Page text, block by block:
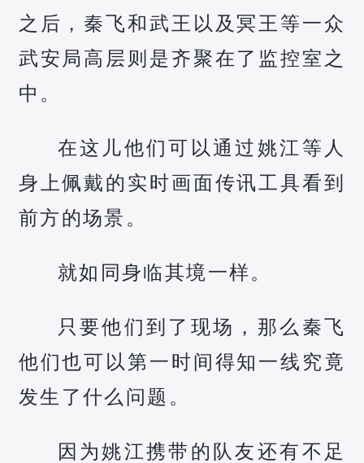
之后，秦飞和武王以及冥王等一众
武安局高层则是齐聚在了监控室之
中。
在这儿他们可以通过姚江等人
身上佩戴的实时画面传讯工具看到
前方的场景。
就如同身临其境一样。
只要他们到了现场，那么秦飞
他们也可以第一时间得知一线究竟
发生了什么问题。
因为姚江携带的队友还有不足